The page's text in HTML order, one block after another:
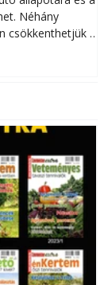
Néhány
csökkenthetjük a